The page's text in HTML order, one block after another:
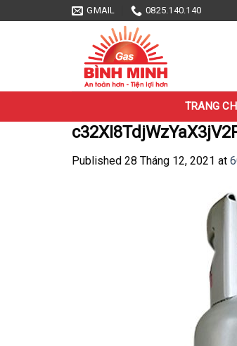
to
GMAIL 0825.140.140
TRANG
Published 28 Tháng 12, 2021 at